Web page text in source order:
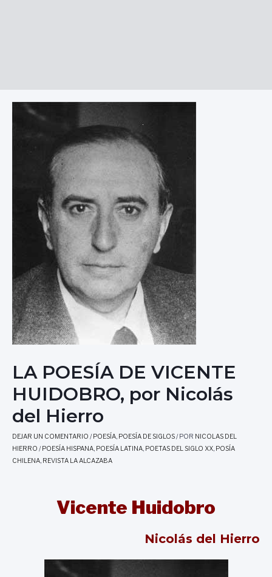
LA POESÍA DE VICENTE
HUIDOBRO, por Nicolás
del Hierro
DEJAR UN COMENTARIO /POESÍA POESÍA DE SIGLOS/ POR NICOLAS DEL
HIERRO /POESÍA HISPANA POESÍA LATINA POETAS DEL SIGLO XX POSÍA
CHILENA REVISTA LA ALCAZABA
Vicente Huidobro
Nicolás del Hierro